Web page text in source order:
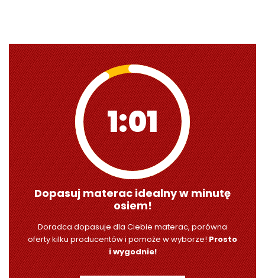
1:00
Dopasuj materac idealny w minutę
osiem!
Doradca dopasuje dla Ciebie materac, porówna
oferty kilku producentów i pomoże w wyborze!Prosto
i wygodnie!